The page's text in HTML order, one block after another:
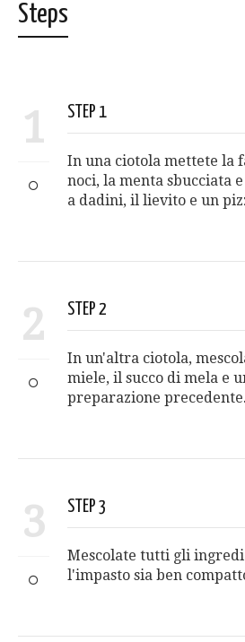
Steps
1 STEP 1
In una ciotola mettete la
noci, la menta sbucciata
a dadini, il lievito e un
2 STEP 2
In un'altra ciotola,
miele, il succo di mela e
preparazione precedente.
3 STEP 3
Mescolate tutti gli
l'impasto sia ben